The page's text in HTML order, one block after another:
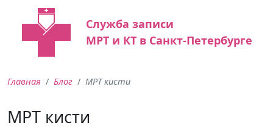
Служба записи
МРТ и КТ в Санкт-Петербурге
Главная Блог МРТ кисти
МРТ кисти